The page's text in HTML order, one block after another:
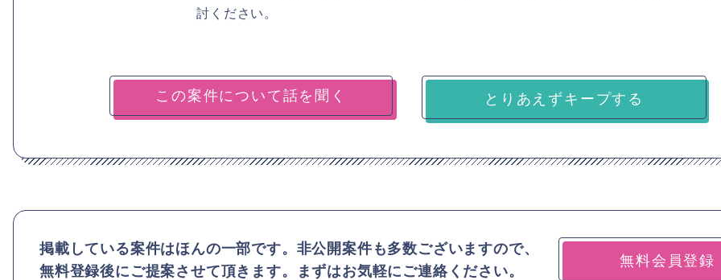
討ください。
とりあえずキープする
掲載している案件はほんの一部です。非公開案件も多数ございますので、
無料登録後にご提案させて頂きます。まずはお気軽にご連絡ください。
無料会員登録